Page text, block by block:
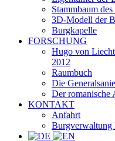
Stammbaum
3D-Modell der
Burgkapelle
FORSCHUNG
Hugo von
2012
Raumbuch
Die
Der romanische
KONTAKT
Anfahrt
Burgverwaltung